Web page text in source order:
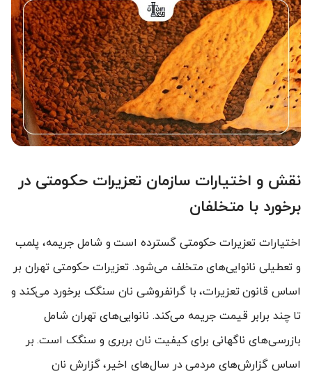
نقش و اختیارات سازمان تعزیرات حکومتی در
برخورد با متخلفان
اختیارات تعزیرات حکومتی گسترده است و شامل جریمه، پلمب
و تعطیلی نانوایی‌های متخلف می‌شود. تعزیرات حکومتی تهران بر
اساس قانون تعزیرات، با گرانفروشی نان سنگک برخورد می‌کند و
تا چند برابر قیمت جریمه می‌کند. نانوایی‌های تهران شامل
بازرسی‌های ناگهانی برای کیفیت نان بربری و سنگک است. بر
اساس گزارش‌های مردمی در سال‌های اخیر، گزارش نان